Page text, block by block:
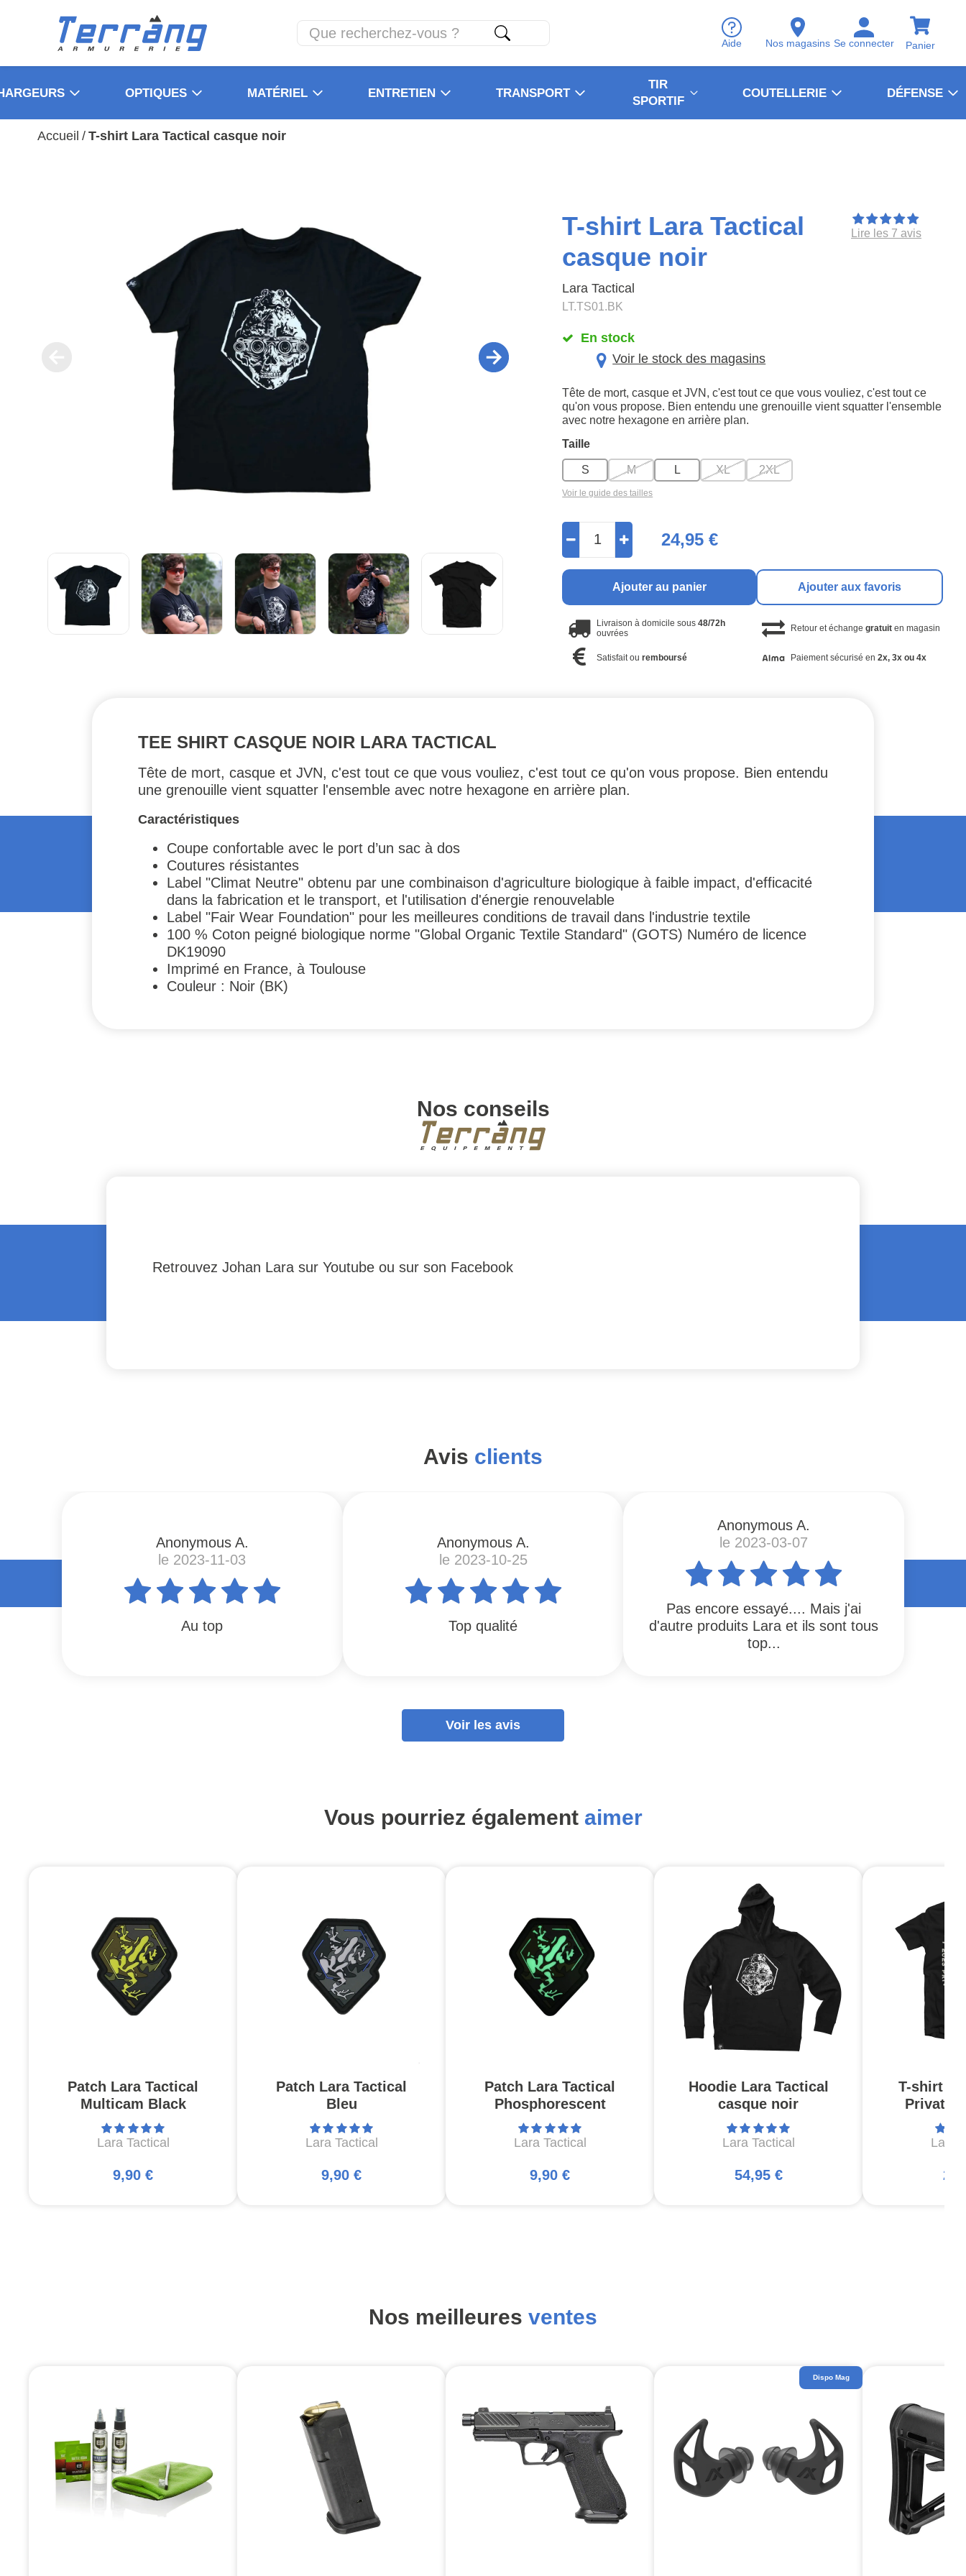
Aide Nos magasins Se connecter Panier
OPTIQUES MATÉRIEL ENTRETIEN TRANSPORT
TIR
SPORTIF
COUTELLERIE DÉFENSE
Accueil / T-shirt Lara Tactical casque noir
T-shirt Lara Tactical
casque noir
Lara Tactical
LT.TS01.BK
Lire les 7 avis
En stock
Voir le stock des magasins
Tête de mort, casque et JVN, c'est tout ce que vous vouliez, c'est tout ce
qu'on vous propose. Bien entendu une grenouille vient squatter l'ensemble
avec notre hexagone en arrière plan.
Taille
S M L XL 2XL
Voir le guide des tailles
24,95 €
Ajouter au panier Ajouter aux favoris
Livraison à domicile sous48/72h
ouvrées
Retour et échange gratuiten magasin
Satisfait ouremboursé Paiement sécurisé en 2x, 3x ou 4x
TEE SHIRT CASQUE NOIR LARA TACTICAL
Tête de mort, casque et JVN, c'est tout ce que vous vouliez, c'est tout ce qu'on vous propose. Bien entendu
une grenouille vient squatter l'ensemble avec notre hexagone en arrière plan.
Caractéristiques
Coupe confortable avec le port d’un sac à dos
Coutures résistantes
Label "Climat Neutre" obtenu par une combinaison d'agriculture biologique à faible impact, d'efficacité
dans la fabrication et le transport, et l'utilisation d'énergie renouvelable
Label "Fair Wear Foundation" pour les meilleures conditions de travail dans l'industrie textile
100 % Coton peigné biologique norme "Global Organic Textile Standard" (GOTS) Numéro de licence
DK19090
Imprimé en France, à Toulouse
Couleur : Noir (BK)
Nos conseils
Retrouvez Johan Lara sur Youtube ou sur son Facebook
Avis clients
Anonymous A.
le 2023-11-03
Au top
Anonymous A.
le 2023-10-25
Top qualité
Anonymous A.
le 2023-03-07
Pas encore essayé.... Mais j'ai
d'autre produits Lara et ils sont tous
top...
Voir les avis
Vous pourriez également aimer
Patch Lara Tactical
Multicam Black
Lara Tactical
9,90 €
Patch Lara Tactical
Bleu
Lara Tactical
9,90 €
Patch Lara Tactical
Phosphorescent
Lara Tactical
9,90 €
Hoodie Lara Tactical
casque noir
Lara Tactical
54,95 €
T-shirt
Lara
Nos meilleures ventes
Dispo Mag